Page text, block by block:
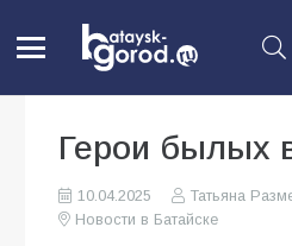
Герои былых
10.04.2025
Татьяна
Новости в Батайске